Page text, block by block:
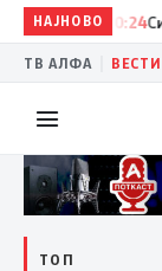
НАЈНОВО
20:24
ТВ АЛФА ВЕСТИ
ТОП